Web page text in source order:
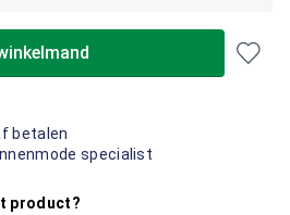
betalen
specialist
product?